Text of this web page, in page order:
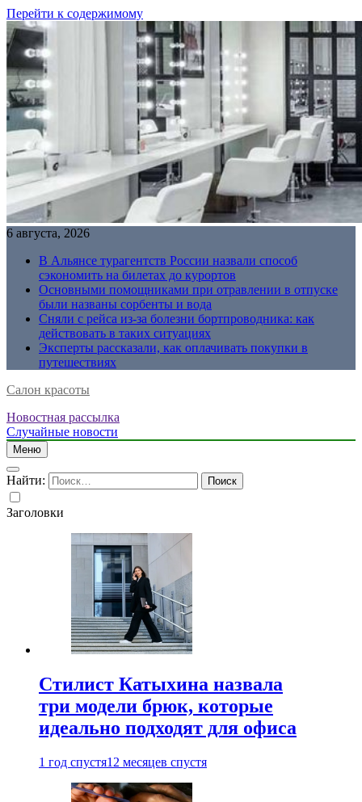
Перейти к содержимому
6 августа, 2026
В Альянсе турагентств России назвали способ
сэкономить на билетах до курортов
Основными помощниками при отравлении в отпуске
были названы сорбенты и вода
Сняли с рейса из-за болезни бортпроводника: как
действовать в таких ситуациях
Эксперты рассказали, как оплачивать покупки в
путешествиях
Салон красоты
Новостная рассылка
Случайные новости
Меню
Найти:
Заголовки
Стилист Катыхина назвала
три модели брюк, которые
идеально подходят для офиса
1 год спустя12 месяцев спустя